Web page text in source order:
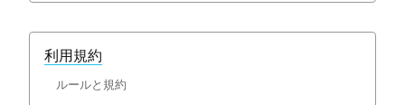
利用規約
ルールと規約